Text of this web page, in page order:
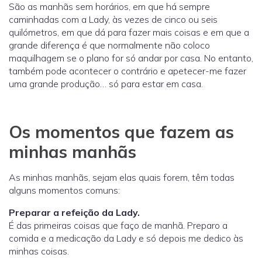
São as manhãs sem horários, em que há sempre
caminhadas com a Lady, às vezes de cinco ou seis
quilómetros, em que dá para fazer mais coisas e em que a
grande diferença é que normalmente não coloco
maquilhagem se o plano for só andar por casa. No entanto,
também pode acontecer o contrário e apetecer-me fazer
uma grande produção… só para estar em casa.
Os momentos que fazem as
minhas manhãs
As minhas manhãs, sejam elas quais forem, têm todas
alguns momentos comuns:
Preparar a refeição da Lady.
É das primeiras coisas que faço de manhã. Preparo a
comida e a medicação da Lady e só depois me dedico às
minhas coisas.